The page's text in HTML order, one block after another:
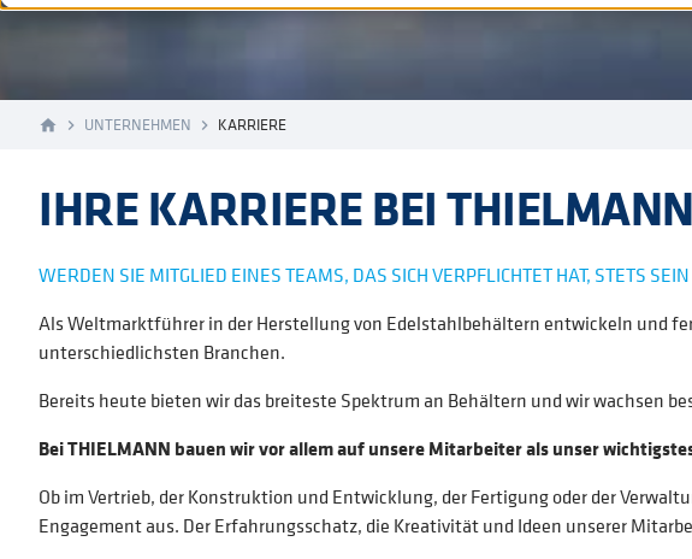
home navigate_next UNTERNEHMEN navigate_next KARRIERE
IHRE KARRIERE BEI THIELMANN
WERDEN SIE MITGLIED EINES TEAMS, DAS SICH VERPFLICHTET HAT, STETS
Als Weltmarktführer in der Herstellung von Edelstahlbehältern entwickeln und
unterschiedlichsten Branchen.
Bereits heute bieten wir das breiteste Spektrum an Behältern und wir wachsen
Bei THIELMANN bauen wir vor allem auf unsere Mitarbeiter als unser
Ob im Vertrieb, der Konstruktion und Entwicklung, der Fertigung oder der
Engagement aus. Der Erfahrungsschatz, die Kreativität und Ideen unserer